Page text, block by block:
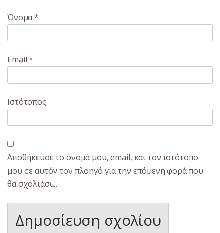
Όνομα*
Email *
Ιστότοπος
Αποθήκευσε το όνομά μου, email, και τον ιστότοπο
μου σε αυτόν τον πλοηγό για την επόμενη φορά που
θα σχολιάσω.